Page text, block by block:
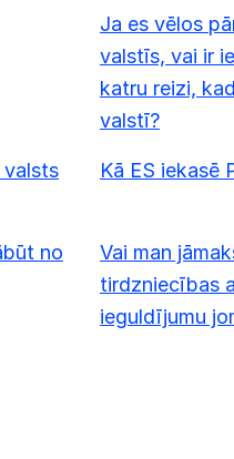
Ja es vēlos
valstīs, vai ir
katru reizi,
valstī?
valsts
Kā ES iekasē
no
Vai man
tirdzniecības
ieguldījumu